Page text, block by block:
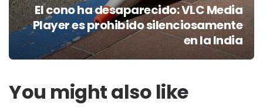
El cono ha desaparecido: VLC Media
Player es prohibido silenciosamente
en la India
You might also like